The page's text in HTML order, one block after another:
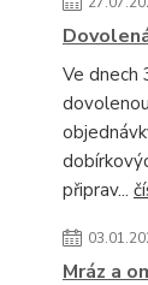
Ve dnech
připrav...
Mráz a